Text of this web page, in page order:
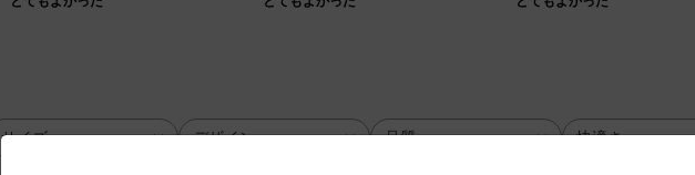
サイズ デザイン 品質 快適さ